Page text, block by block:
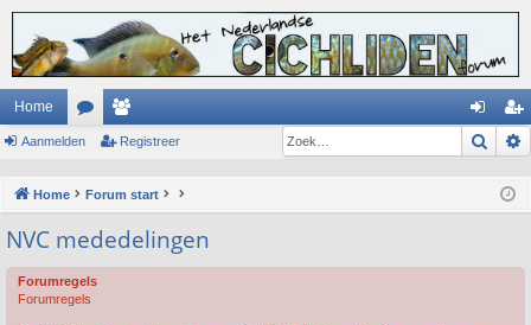
Home
or
m
s
ed an
el
eg
re
Aanmelden Registreer Zoek
Home Forum start
NVC mededelingen
Forumregels
Forumregels